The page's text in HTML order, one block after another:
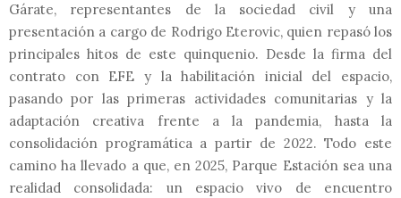
Gárate, representantes de la sociedad civil y una
presentación a cargo de Rodrigo Eterovic, quien repasó los
principales hitos de este quinquenio. Desde la firma del
contrato con EFE y la habilitación inicial del espacio,
pasando por las primeras actividades comunitarias y la
adaptación creativa frente a la pandemia, hasta la
consolidación programática a partir de 2022. Todo este
camino ha llevado a que, en 2025, Parque Estación sea una
realidad consolidada: un espacio vivo de encuentro